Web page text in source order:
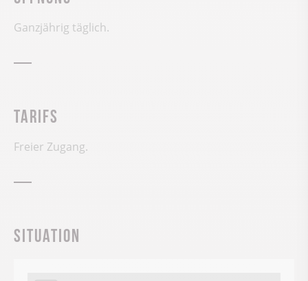
Ganzjährig täglich.
Tarifs
Freier Zugang.
Situation